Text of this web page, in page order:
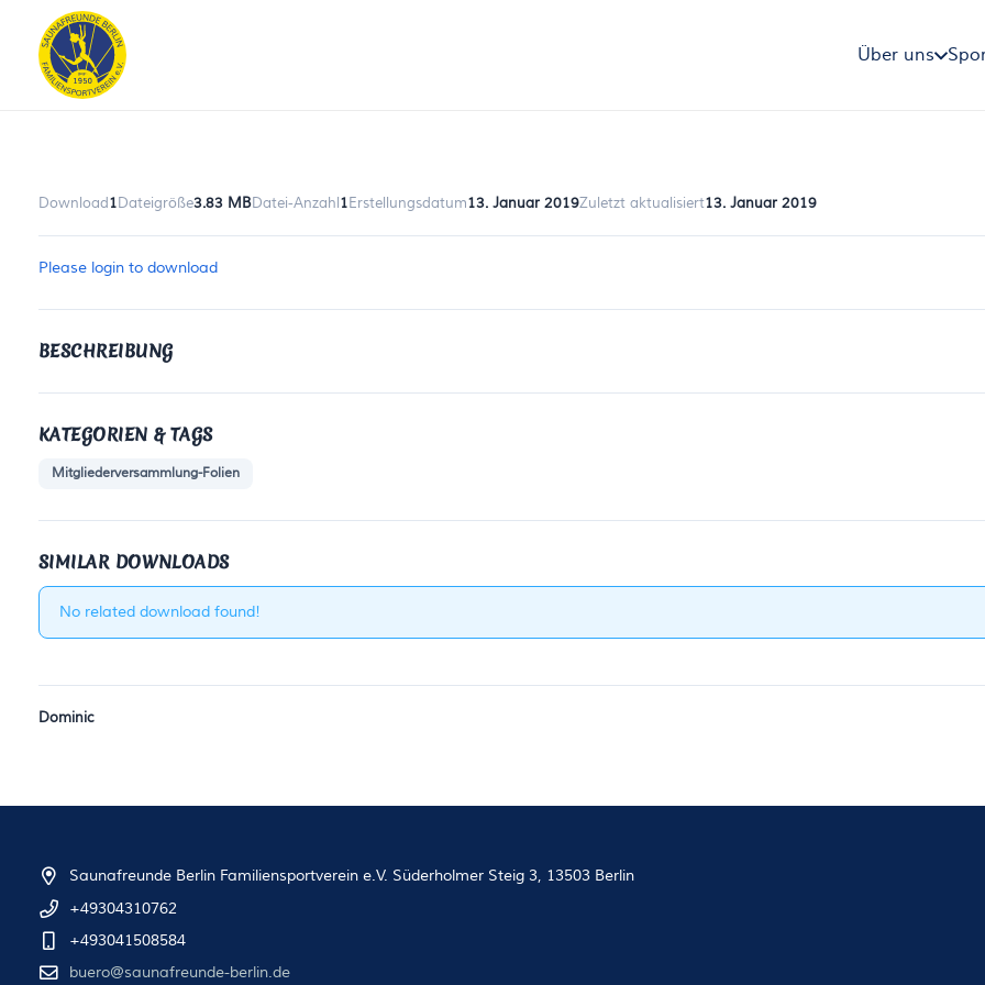
Über uns
Download1Dateigröße3.83 MBDatei-Anzahl 1Erstellungsdatum13. Januar 2019Zuletzt aktualisiert13. Januar 2019
Please login to download
BESCHREIBUNG
KATEGORIEN & TAGS
Mitgliederversammlung-Folien
SIMILAR DOWNLOADS
No related download found!
Dominic
Saunafreunde Berlin Familiensportverein e.V. Süderholmer Steig 3, 13503 Berlin
+49304310762
+493041508584
buero@saunafreunde-berlin.de